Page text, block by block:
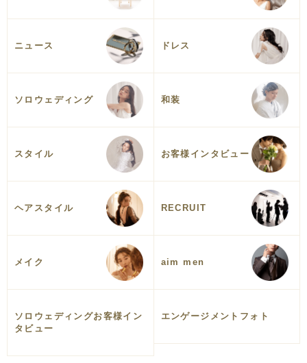
ニュース ドレス
ソロウェディング 和装
スタイル お客様インタビュー
ヘアスタイル RECRUIT
メイク aim men
ソロウェディングお客様イン
タビュー
エンゲージメントフォト